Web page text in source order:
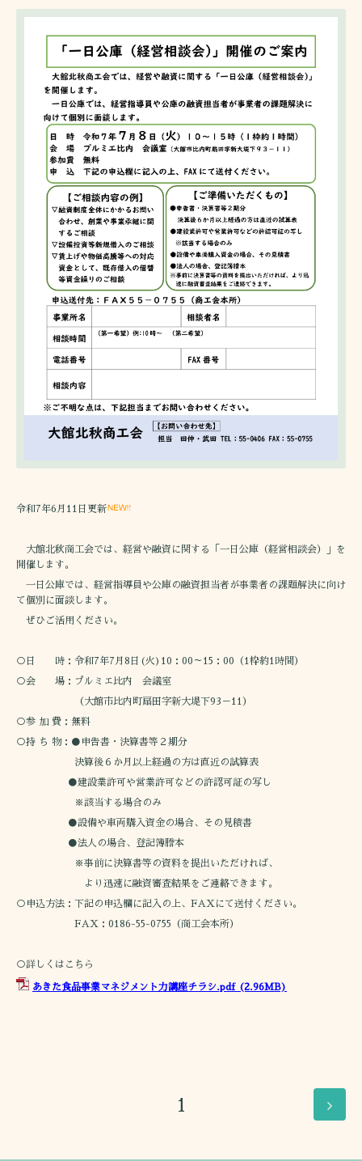
令和7年6月11日更新
大館北秋商工会では、経営や融資に関する「一日公庫（経営相談会）」を
開催します。
一日公庫では、経営指導員や公庫の融資担当者が事業者の課題解決に向け
て個別に面談します。
ぜひご活用ください。
○日 時：令和7年7月8日(火)10：00～15：00（1枠約1時間）
○会 場：プルミエ比内 会議室
（大館市比内町扇田字新大堤下93－11）
○参 加 費：無料
○持 ち 物：●申告書・決算書等２期分
決算後６か月以上経過の方は直近の試算表
●建設業許可や営業許可などの許認可証の写し
※該当する場合のみ
●設備や車両購入資金の場合、その見積書
●法人の場合、登記簿謄本
※事前に決算書等の資料を提出いただければ、
より迅速に融資審査結果をご連絡できます。
○申込方法：下記の申込欄に記入の上、FAXにて送付ください。
FAX：0186-55-0755（商工会本所）
○詳しくはこちら
あきた食品事業マネジメント力講座チラシ.pdf(2.96MB)
1